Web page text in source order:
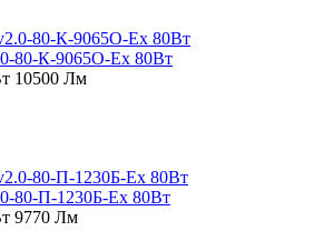
80-К-9065О-Ex 80Вт
10500 Лм
80-П-1230Б-Ex 80Вт
9770 Лм